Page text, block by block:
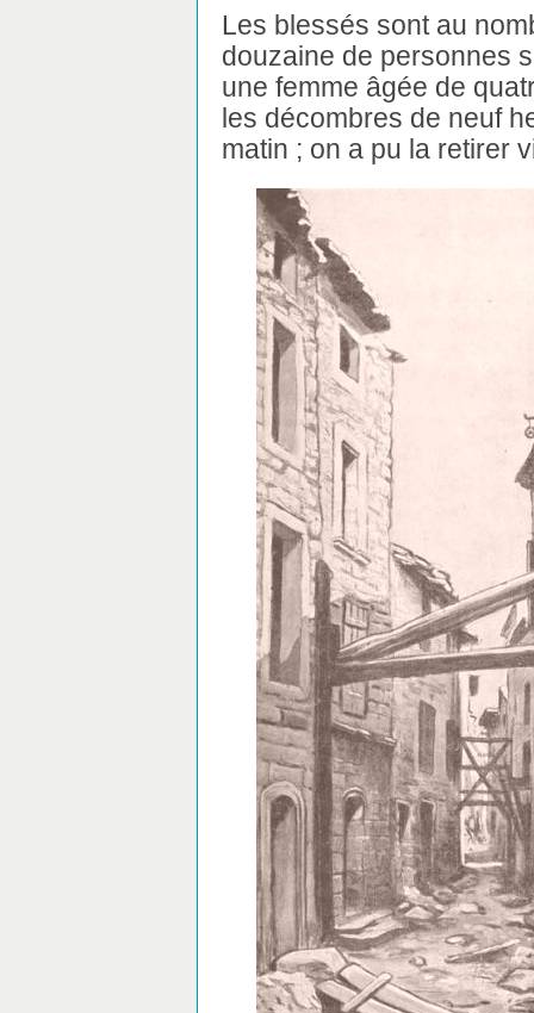
Les blessés sont au
douzaine de personnes
une femme âgée de
les décombres de neuf
matin ; on a pu la retirer